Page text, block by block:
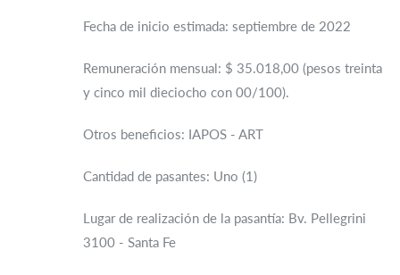
Fecha de inicio estimada: septiembre de 2022
Remuneración mensual: $ 35.018,00 (pesos treinta
y cinco mil dieciocho con 00/100).
Otros beneficios: IAPOS - ART
Cantidad de pasantes: Uno (1)
Lugar de realización de la pasantía: Bv. Pellegrini
3100 - Santa Fe